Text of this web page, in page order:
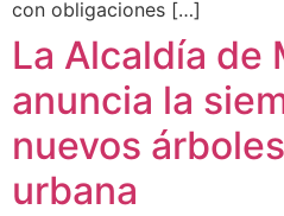
con obligaciones […]
La Alcaldía de
anuncia la
nuevos
urbana